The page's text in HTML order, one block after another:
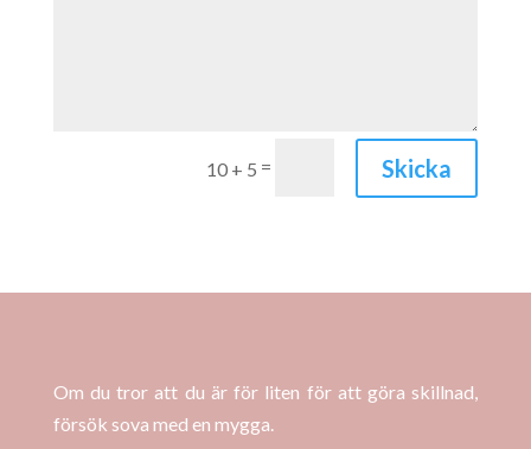
10 + 5 = Skicka
Om du tror att du är för liten för att göra skillnad,
försök sova med en mygga.